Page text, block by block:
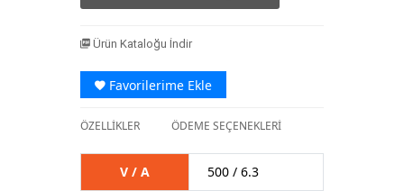
Ürün Kataloğu İndir
Favorilerime Ekle
ÖZELLİKLER ÖDEME SEÇENEKLERİ
V / A 500 / 6.3